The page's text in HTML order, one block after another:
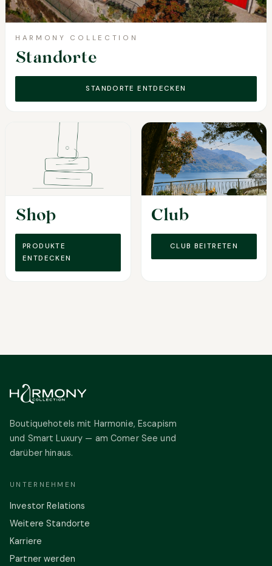
HARMONY COLLECTION
Standorte
STANDORTE ENTDECKEN
Shop
PRODUKTE
ENTDECKEN
Club
CLUB BEITRETEN
Boutiquehotels mit Harmonie, Escapism
und Smart Luxury — am Comer See und
darüber hinaus.
UNTERNEHMEN
Investor Relations
Weitere Standorte
Karriere
Partner werden